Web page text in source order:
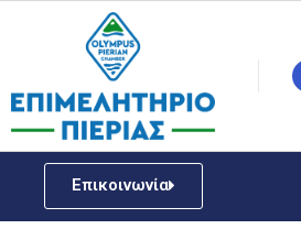
Επικοινωνία
Επιμελητήριο
Νέα